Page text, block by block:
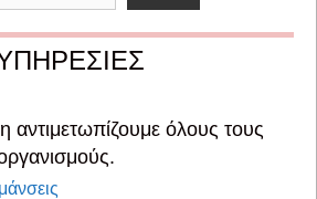
όλους τους